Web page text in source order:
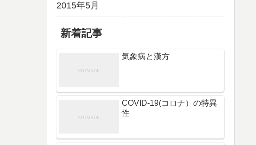
2015年5月
新着記事
気象病と漢方
COVID-19(コロナ）の特異
性